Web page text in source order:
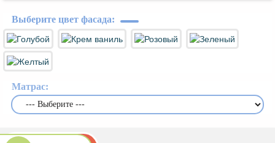
Выберите цвет фасада:
Матрас: